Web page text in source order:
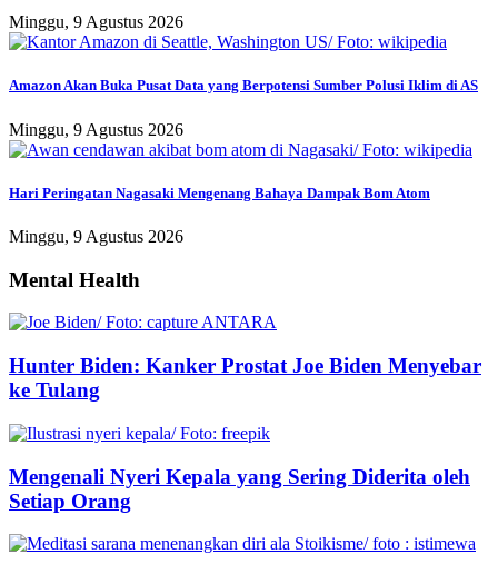
Minggu, 9 Agustus 2026
Amazon Akan Buka Pusat Data yang Berpotensi Sumber Polusi Iklim di AS
Minggu, 9 Agustus 2026
Hari Peringatan Nagasaki Mengenang Bahaya Dampak Bom Atom
Minggu, 9 Agustus 2026
Mental Health
Hunter Biden: Kanker Prostat Joe Biden Menyebar
ke Tulang
Mengenali Nyeri Kepala yang Sering Diderita oleh
Setiap Orang